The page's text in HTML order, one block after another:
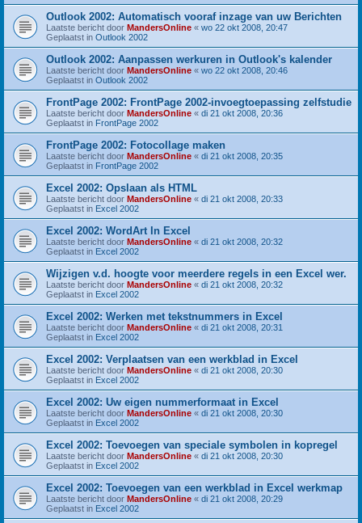
Outlook 2002: Automatisch vooraf inzage van uw Berichten
Laatste bericht door MandersOnline « wo 22 okt 2008, 20:47
Geplaatst in Outlook 2002
Outlook 2002: Aanpassen werkuren in Outlook's kalender
Laatste bericht door MandersOnline « wo 22 okt 2008, 20:46
Geplaatst in Outlook 2002
FrontPage 2002: FrontPage 2002-invoegtoepassing zelfstudie
Laatste bericht door MandersOnline « di 21 okt 2008, 20:36
Geplaatst in FrontPage 2002
FrontPage 2002: Fotocollage maken
Laatste bericht door MandersOnline « di 21 okt 2008, 20:35
Geplaatst in FrontPage 2002
Excel 2002: Opslaan als HTML
Laatste bericht door MandersOnline « di 21 okt 2008, 20:33
Geplaatst in Excel 2002
Excel 2002: WordArt In Excel
Laatste bericht door MandersOnline « di 21 okt 2008, 20:32
Geplaatst in Excel 2002
Wijzigen v.d. hoogte voor meerdere regels in een Excel wer.
Laatste bericht door MandersOnline « di 21 okt 2008, 20:32
Geplaatst in Excel 2002
Excel 2002: Werken met tekstnummers in Excel
Laatste bericht door MandersOnline « di 21 okt 2008, 20:31
Geplaatst in Excel 2002
Excel 2002: Verplaatsen van een werkblad in Excel
Laatste bericht door MandersOnline « di 21 okt 2008, 20:30
Geplaatst in Excel 2002
Excel 2002: Uw eigen nummerformaat in Excel
Laatste bericht door MandersOnline « di 21 okt 2008, 20:30
Geplaatst in Excel 2002
Excel 2002: Toevoegen van speciale symbolen in kopregel
Laatste bericht door MandersOnline « di 21 okt 2008, 20:30
Geplaatst in Excel 2002
Excel 2002: Toevoegen van een werkblad in Excel werkmap
Laatste bericht door MandersOnline « di 21 okt 2008, 20:29
Geplaatst in Excel 2002